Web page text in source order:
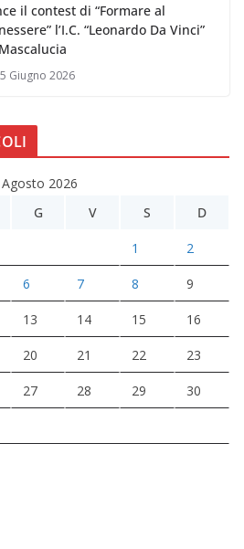
il contest di “Formare al
l’I.C. “Leonardo Da Vinci”
Giugno 2026
Agosto 2026
G V S D
1 2
6 7 8 9
13 14 15 16
20 21 22 23
27 28 29 30